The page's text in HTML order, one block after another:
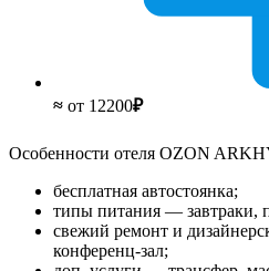
≈ от 12200₽
Особенности отеля OZON
бесплатная автостоянка;
типы питания — завтраки,
свежий ремонт и
конференц-зал;